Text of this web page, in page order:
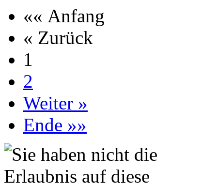
«« Anfang
« Zurück
1
2
Weiter »
Ende »»